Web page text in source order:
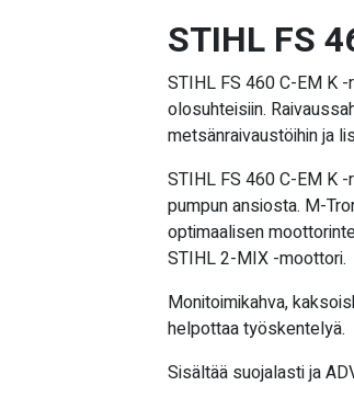
STIHL FS
STIHL FS 460 C-EM K
olosuhteisiin.
metsänraivaustöihin ja
STIHL FS 460 C-EM K
pumpun ansiosta. M-
optimaalisen
STIHL 2-MIX -moottori.
Monitoimikahva,
helpottaa työskentelyä.
Sisältää suojalasti ja